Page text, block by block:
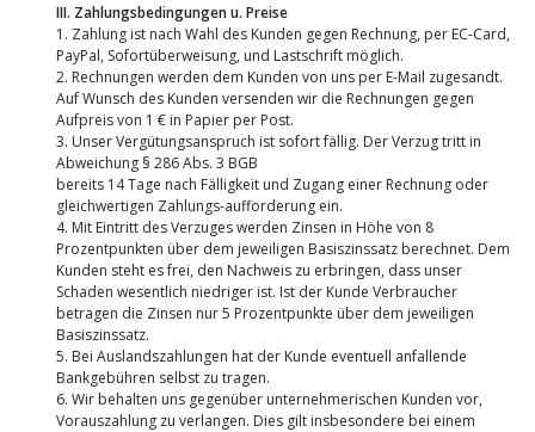
III. Zahlungsbedingungen u. Preise
1. Zahlung ist nach Wahl des Kunden gegen Rechnung, per EC-Card,
PayPal, Sofortüberweisung, und Lastschrift möglich.
2. Rechnungen werden dem Kunden von uns per E-Mail zugesandt.
Auf Wunsch des Kunden versenden wir die Rechnungen gegen
Aufpreis von 1 € in Papier per Post.
3. Unser Vergütungsanspruch ist sofort fällig. Der Verzug tritt in
Abweichung § 286 Abs. 3 BGB
bereits 14 Tage nach Fälligkeit und Zugang einer Rechnung oder
gleichwertigen Zahlungs-aufforderung ein.
4. Mit Eintritt des Verzuges werden Zinsen in Höhe von 8
Prozentpunkten über dem jeweiligen Basiszinssatz berechnet. Dem
Kunden steht es frei, den Nachweis zu erbringen, dass unser
Schaden wesentlich niedriger ist. Ist der Kunde Verbraucher
betragen die Zinsen nur 5 Prozentpunkte über dem jeweiligen
Basiszinssatz.
5. Bei Auslandszahlungen hat der Kunde eventuell anfallende
Bankgebühren selbst zu tragen.
6. Wir behalten uns gegenüber unternehmerischen Kunden vor,
Vorauszahlung zu verlangen. Dies gilt insbesondere bei einem